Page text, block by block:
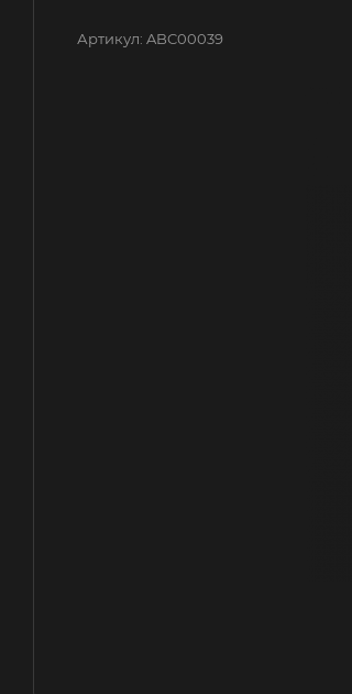
Артикул: ABC00039